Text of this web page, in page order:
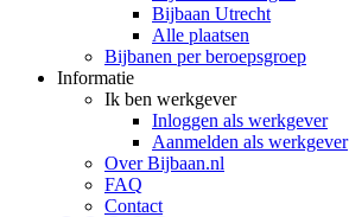
Bijbaan Utrecht
Alle plaatsen
Bijbanen per beroepsgroep
Informatie
Ik ben werkgever
Inloggen als werkgever
Aanmelden als werkgever
Over Bijbaan.nl
FAQ
Contact